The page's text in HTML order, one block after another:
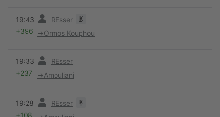
19:43 REsser K
+396 →Ormos Kouphou
19:33 REsser
+237 →Amouliani
19:28 REsser K
+108